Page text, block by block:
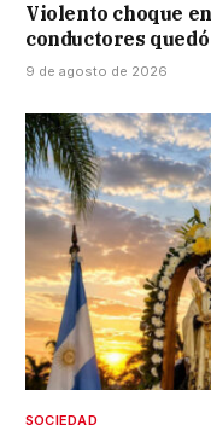
Violento choque
conductores
9 de agosto de 2026
SOCIEDAD